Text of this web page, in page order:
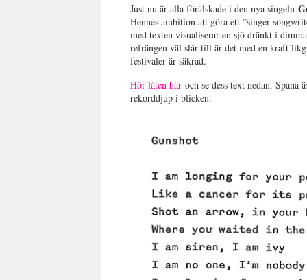
Just nu är alla förälskade i den nya singeln
Hennes ambition att göra ett ”singer-
med texten visualiserar en sjö dränkt i
refrängen väl slår till är det med en kraft
festivaler är säkrad.
Hör låten här och se dess text nedan.
rekorddjup i blicken.